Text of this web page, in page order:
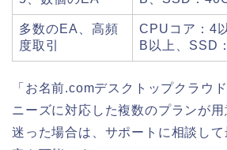
多数のEA、高頻
度取引
CPUコア：4
B以上、SSD
「お名前.comデスクトップクラウ
ニーズに対応した複数のプランが用
迷った場合は、サポートに相談し